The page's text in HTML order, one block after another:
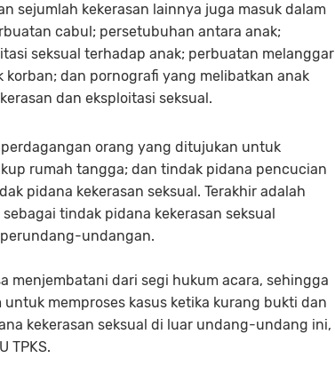
sejumlah kekerasan lainnya juga masuk dalam
cabul; persetubuhan antara anak;
seksual terhadap anak; perbuatan melanggar
dan pornografi yang melibatkan anak
dan eksploitasi seksual.
orang yang ditujukan untuk
rumah tangga; dan tindak pidana pencucian
pidana kekerasan seksual. Terakhir adalah
tindak pidana kekerasan seksual
undangan.
menjembatani dari segi hukum acara, sehingga
memproses kasus ketika kurang bukti dan
kekerasan seksual di luar undang-undang ini,
TPKS.